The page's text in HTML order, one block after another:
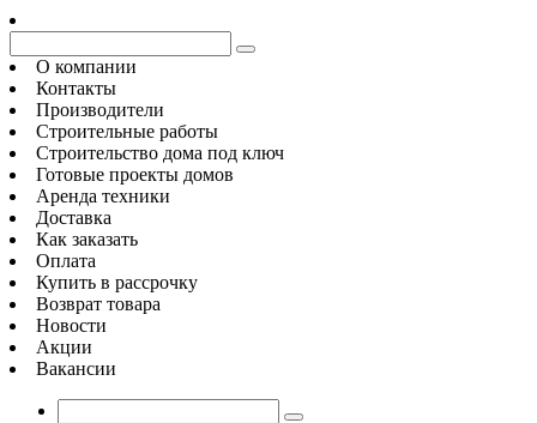
О компании
Контакты
Производители
Строительные работы
Строительство дома под ключ
Готовые проекты домов
Аренда техники
Доставка
Как заказать
Оплата
Купить в рассрочку
Возврат товара
Новости
Акции
Вакансии